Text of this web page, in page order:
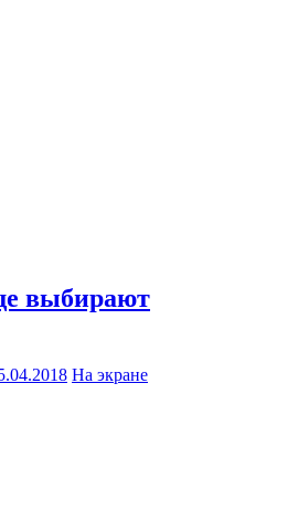
выбирают
На экране